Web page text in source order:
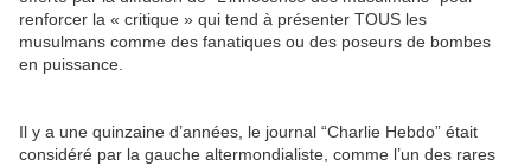
renforcer la « critique » qui tend à présenter TOUS les
musulmans comme des fanatiques ou des poseurs de bombes
en puissance.
Il y a une quinzaine d’années, le journal “Charlie Hebdo” était
considéré par la gauche altermondialiste, comme l’un des rares